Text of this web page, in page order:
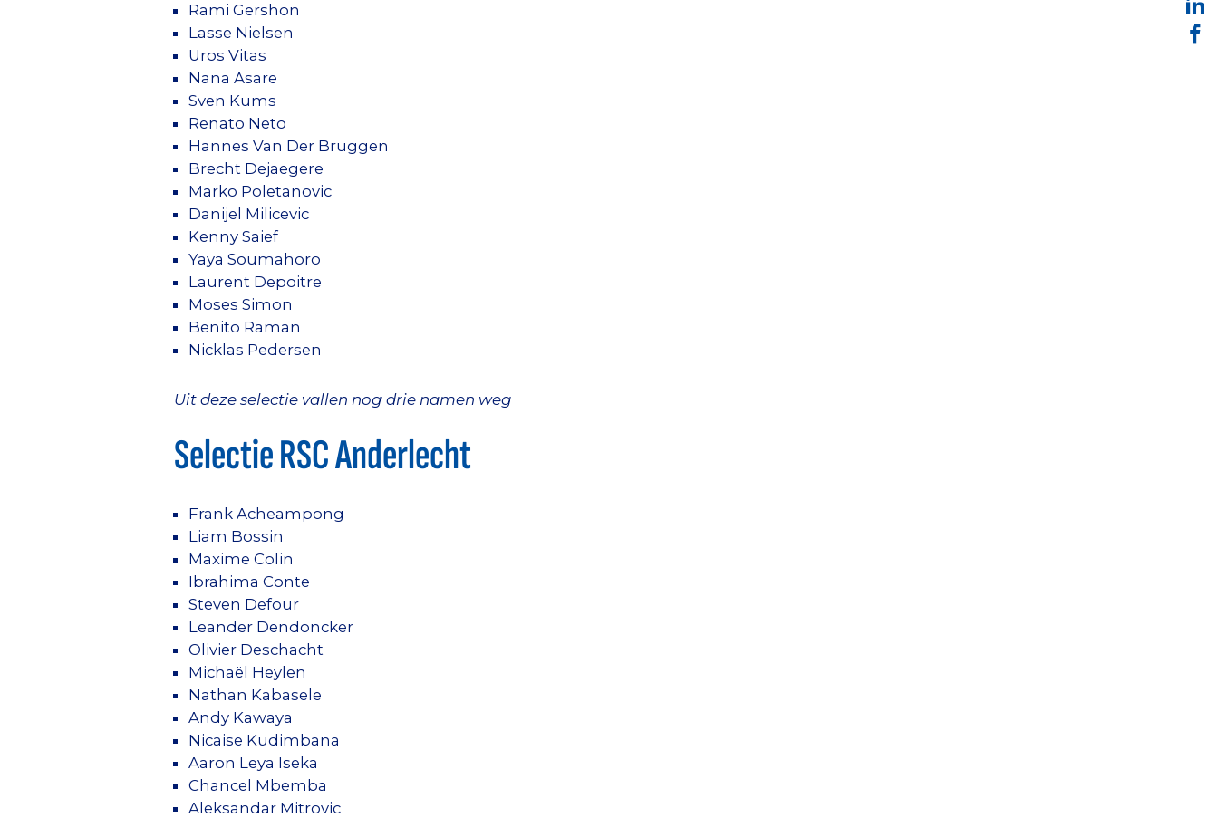
Rami Gershon
Lasse Nielsen
Uros Vitas
Nana Asare
Sven Kums
Renato Neto
Hannes Van Der Bruggen
Brecht Dejaegere
Marko Poletanovic
Danijel Milicevic
Kenny Saief
Yaya Soumahoro
Laurent Depoitre
Moses Simon
Benito Raman
Nicklas Pedersen
Uit deze selectie vallen nog drie namen weg
Selectie RSC Anderlecht
Frank Acheampong
Liam Bossin
Maxime Colin
Ibrahima Conte
Steven Defour
Leander Dendoncker
Olivier Deschacht
Michaël Heylen
Nathan Kabasele
Andy Kawaya
Nicaise Kudimbana
Aaron Leya Iseka
Chancel Mbemba
Aleksandar Mitrovic